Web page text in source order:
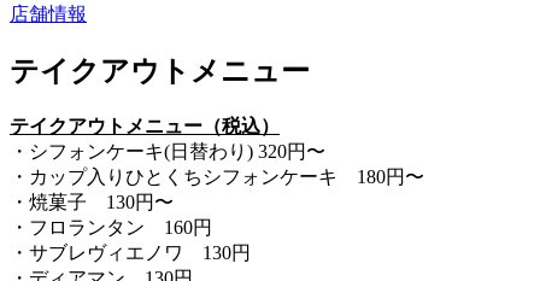
店舗情報
テイクアウトメニュー
テイクアウトメニュー（税込）
・シフォンケーキ(日替わり) 320円〜
・カップ入りひとくちシフォンケーキ 180円〜
・焼菓子 130円〜
・フロランタン 160円
・サブレヴィエノワ 130円